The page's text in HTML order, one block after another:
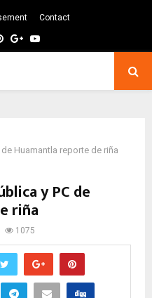
Contact
Pinterest
GoogleYoutube
Huamantla reporte de riña
y PC de
riña
1075